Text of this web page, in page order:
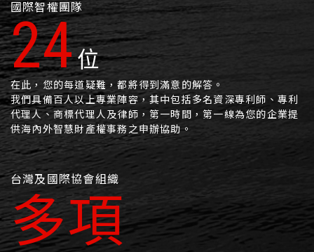
國際智權團隊
39位
在此，您的每道疑難，都將得到滿意的解答。
我們具備百人以上專業陣容，其中包括多名資深專利師、專利
代理人、商標代理人及律師，第一時間，第一線為您的企業提
供海內外智慧財產權事務之申辦協助。
台灣及國際協會組織
多項